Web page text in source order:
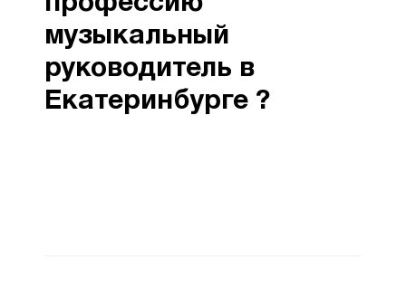
музыкальный
руководитель в
Екатеринбурге ?